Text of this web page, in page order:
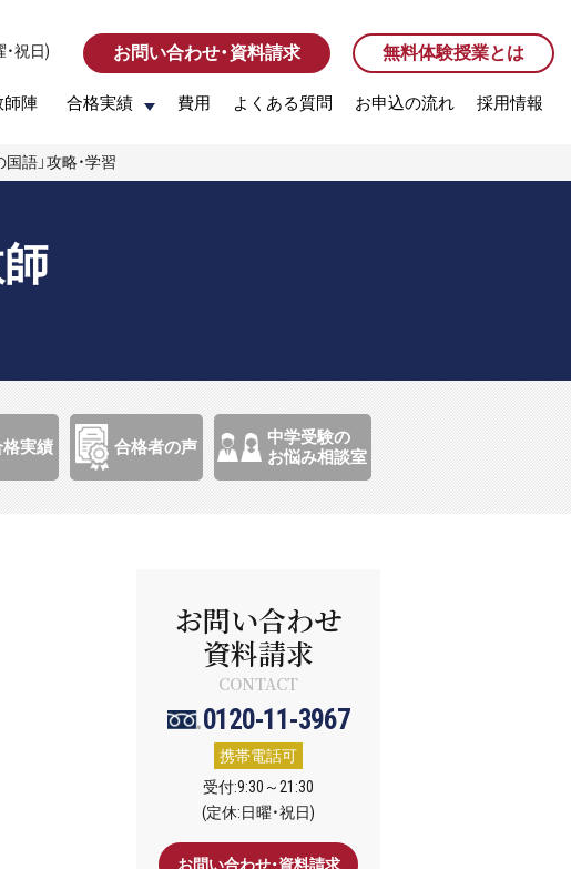
祝日) お問い合わせ・資料請求 無料体験授業とは
師陣 合格実績 費用 よくある質問 お申込の流れ 採用情報
祝日) お問い合わせ・資料請求 無料体験授業とは
師陣 合格実績 費用 よくある質問 お申込の流れ 採用情報
語」攻略・学習
格実績 合格者の声
中学受験の
お悩み相談室
お問い合わせ
資料請求
CONTACT
0120-11-3967
携帯電話可
受付:9:30～21:30
(定休:日曜・祝日)
お問い合わせ・資料請求